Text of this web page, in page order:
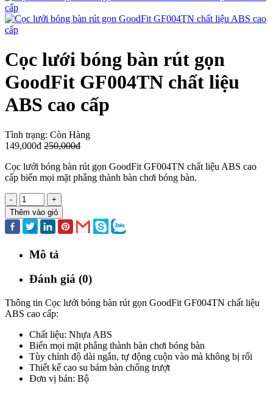
Cọc lưới bóng bàn rút gọn
GoodFit GF004TN chất liệu
ABS cao cấp
Tình trạng: Còn Hàng
149,000đ 250,000đ
Cọc lưới bóng bàn rút gọn GoodFit GF004TN chất liệu ABS cao
cấp biến mọi mặt phẳng thành bàn chơi bóng bàn.
-
+
Thêm vào giỏ
Mô tả
Đánh giá (0)
Thông tin Cọc lưới bóng bàn rút gọn GoodFit GF004TN chất liệu
ABS cao cấp:
Chất liệu: Nhựa ABS
Biến mọi mặt phẳng thành bàn chơi bóng bàn
Tùy chỉnh độ dài ngắn, tự động cuộn vào mà không bị rối
Thiết kế cao su bám bàn chống trượt
Đơn vị bán: Bộ